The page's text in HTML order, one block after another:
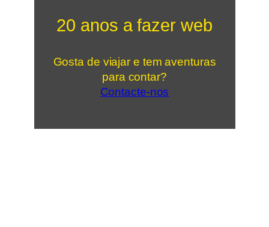
20 anos a fazer web
Gosta de viajar e tem aventuras
para contar?
Contacte-nos